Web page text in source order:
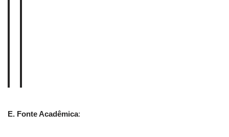
E. Fonte Acadêmica: